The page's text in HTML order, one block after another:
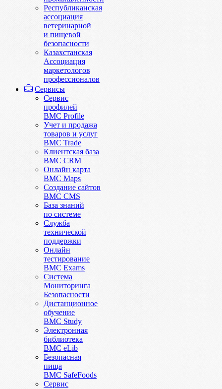
Республиканская
ассоциация
ветеринарной
и пищевой
безопасности
Казахстанская
Ассоциация
маркетологов
профессионалов
Сервисы
Сервис
профилей
BMC Profile
Учет и продажа
товаров и услуг
BMC Trade
Клиентская база
BMC CRM
Онлайн карта
BMC Maps
Создание сайтов
BMC CMS
База знаний
по системе
Служба
технической
поддержки
Онлайн
тестирование
BMC Exams
Система
Мониторинга
Безопасности
Дистанционное
обучение
BMC Study
Электронная
библиотека
BMC eLib
Безопасная
пища
BMC SafeFoods
Сервис